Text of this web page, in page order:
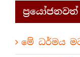
ප්‍රයෝජනවත්
මේ ධර්මය